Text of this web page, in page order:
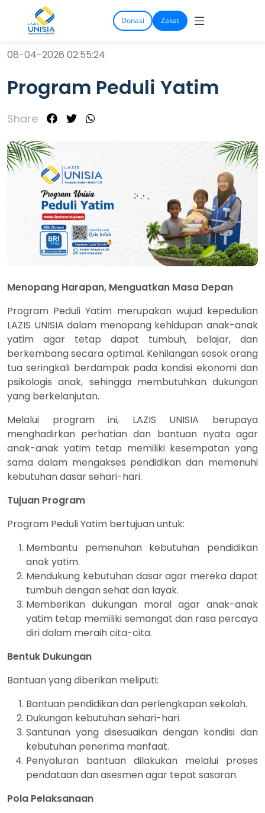
Donasi Zakat
08-04-2026 02:55:24
Program Peduli Yatim
Share
Menopang Harapan, Menguatkan Masa Depan
Program Peduli Yatim merupakan wujud kepedulian
LAZIS UNISIA dalam menopang kehidupan anak-anak
yatim agar tetap dapat tumbuh, belajar, dan
berkembang secara optimal. Kehilangan sosok orang
tua seringkali berdampak pada kondisi ekonomi dan
psikologis anak, sehingga membutuhkan dukungan
yang berkelanjutan.
Melalui program ini, LAZIS UNISIA berupaya
menghadirkan perhatian dan bantuan nyata agar
anak-anak yatim tetap memiliki kesempatan yang
sama dalam mengakses pendidikan dan memenuhi
kebutuhan dasar sehari-hari.
Tujuan Program
Program Peduli Yatim bertujuan untuk:
Membantu pemenuhan kebutuhan pendidikan
anak yatim.
Mendukung kebutuhan dasar agar mereka dapat
tumbuh dengan sehat dan layak.
Memberikan dukungan moral agar anak-anak
yatim tetap memiliki semangat dan rasa percaya
diri dalam meraih cita-cita.
Bentuk Dukungan
Bantuan yang diberikan meliputi:
Bantuan pendidikan dan perlengkapan sekolah.
Dukungan kebutuhan sehari-hari.
Santunan yang disesuaikan dengan kondisi dan
kebutuhan penerima manfaat.
Penyaluran bantuan dilakukan melalui proses
pendataan dan asesmen agar tepat sasaran.
Pola Pelaksanaan